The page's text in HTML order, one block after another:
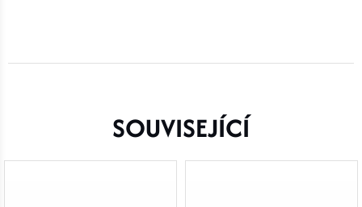
SOUVISEJÍCÍ